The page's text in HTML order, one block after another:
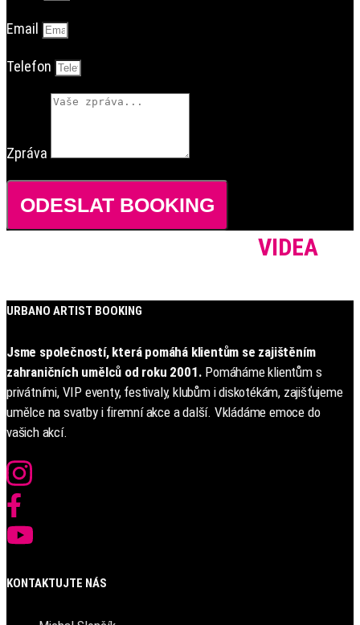
Email
Telefon
Zpráva
ODESLAT BOOKING
VIDEA
URBANO ARTIST BOOKING
Jsme společností, která pomáhá klientům se zajištěním
zahraničních umělců od roku 2001. Pomáháme klientům s
privátními, VIP eventy, festivaly, klubům i diskotékám, zajišťujeme
umělce na svatby i firemní akce a další. Vkládáme emoce do
vašich akcí.
KONTAKTUJTE NÁS